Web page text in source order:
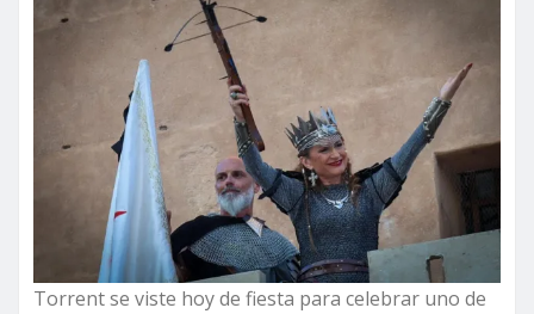
Torrent se viste hoy de fiesta para celebrar uno de